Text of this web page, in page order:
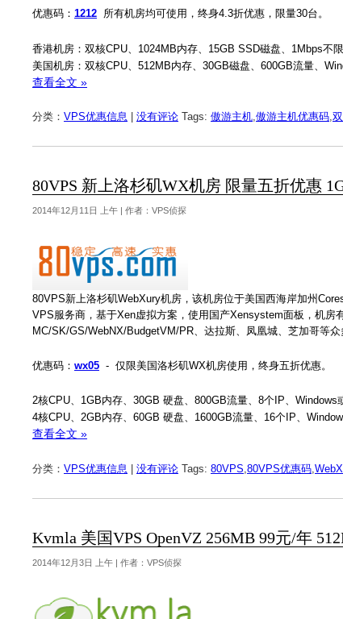
优惠码： 1212 所有机房均可使用，终身4.3折优惠，限量30台。
香港机房：双核CPU、1024MB内存、15GB SSD磁盘、1Mbps不
美国机房：双核CPU、512MB内存、30GB磁盘、600GB流量、
查看全文 »
分类： VPS优惠信息 没有评论 Tags: 傲游主机 傲游主机优惠码
80VPS 新上洛杉矶WX机房 限量五折优惠
2014年12月11日 上午 | 作者：VPS侦探
80VPS新上洛杉矶WebXury机房，该机房位于美国西海岸加州
VPS服务商，基于Xen虚拟方案，使用国产Xensystem面板，机
MC/SK/GS/WebNX/BudgetVM/PR、达拉斯、凤凰城、芝加哥等
优惠码： wx05 - 仅限美国洛杉矶WX机房使用，终身五折优惠。
2核CPU、1GB内存、30GB 硬盘、800GB流量、8个IP、Windows
4核CPU、2GB内存、60GB 硬盘、1600GB流量、16个IP、
查看全文 »
分类： VPS优惠信息 没有评论 Tags: 80VPS 80VPS优惠码
Kvmla 美国VPS OpenVZ 256MB 99元/年
2014年12月3日 上午 | 作者：VPS侦探